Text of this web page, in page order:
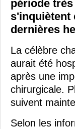
période
s'inquiètent
dernières
La célèbre
aurait été
après une
chirurgicale.
suivent
Selon les